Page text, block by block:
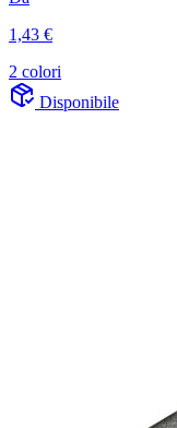
1,43 €
2 colori
Disponibile